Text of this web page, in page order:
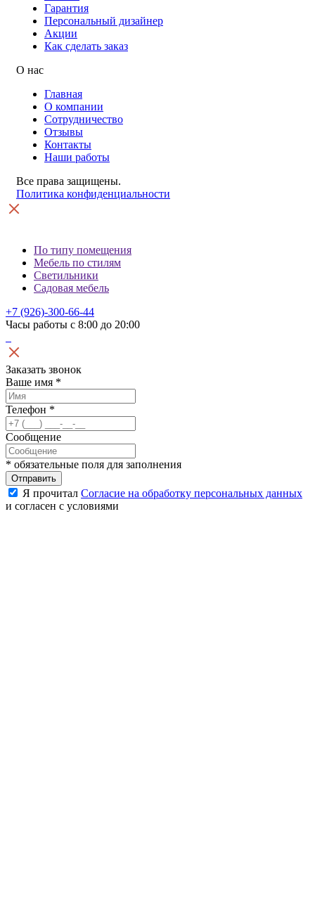
Гарантия
Персональный дизайнер
Акции
Как сделать заказ
О нас
Главная
О компании
Сотрудничество
Отзывы
Контакты
Наши работы
Все права защищены.
Политика конфиденциальности
По типу помещения
Мебель по стилям
Светильники
Садовая мебель
+7 (926)-300-66-44
Часы работы с 8:00 до 20:00
Заказать звонок
Ваше имя *
Телефон *
Сообщение
* обязательные поля для заполнения
Отправить
Я прочитал Согласие на обработку персональных данных
и согласен с условиями